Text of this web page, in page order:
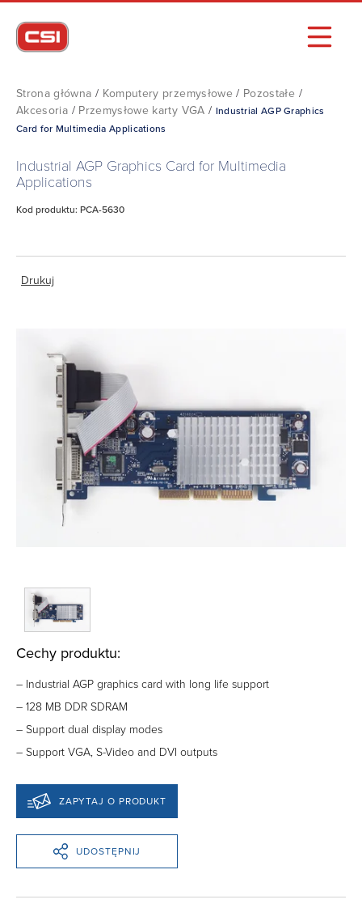
Strona główna / Komputery przemysłowe / Pozostałe /
Akcesoria / Przemysłowe karty VGA / Industrial AGP Graphics
Card for Multimedia Applications
Industrial AGP Graphics Card for Multimedia
Applications
Kod produktu: PCA-5630
Drukuj
Cechy produktu:
– Industrial AGP graphics card with long life support
– 128 MB DDR SDRAM
– Support dual display modes
– Support VGA, S-Video and DVI outputs
ZAPYTAJ O PRODUKT
UDOSTĘPNIJ